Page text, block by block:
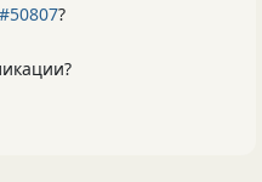
#50807?